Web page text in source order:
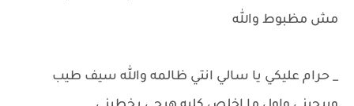
مش مظبوط والله
_ حرام عليكي يا سالي انتي ظالمه والله سيف طيب